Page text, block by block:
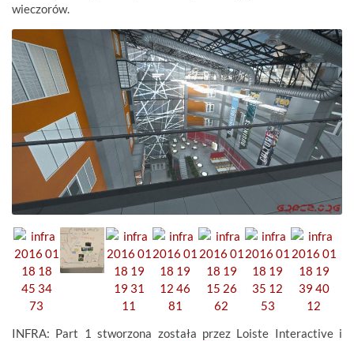
wieczorów.
INFRA: Part 1 stworzona została przez Loiste Interactive i